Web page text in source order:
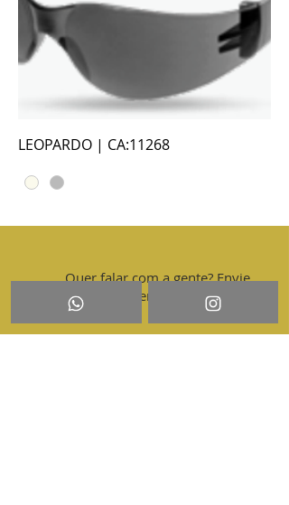
LEOPARDO | CA:11268
Quer falar com a gente? Envie
sua mensagem por aqui!